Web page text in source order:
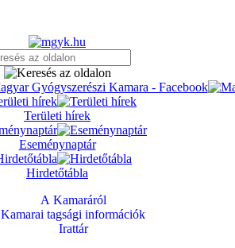
Területi hírek
Eseménynaptár
Hirdetőtábla
A Kamaráról
Kamarai tagsági információk
Irattár